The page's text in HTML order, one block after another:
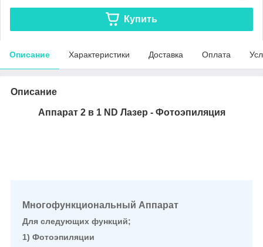
Купить
Описание Характеристики Доставка Оплата
Описание
Аппарат 2 в 1 ND Лазер - Фотоэпиляция
Многофункциональный Аппарат
Для следующих функций;
1) Фотоэпиляции